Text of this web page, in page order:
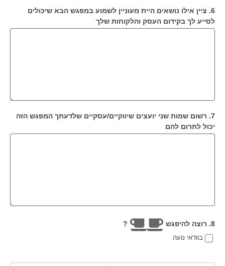
6. ציין אילו נושאים היית מעוניין לשמוע במפגש הבא שיכולים
לסייע לך בקידום העסק והלקוחות שלך
7. רשום שמות שני יועצים שיווקיים/עסקיים שלדעתך המפגש הזה
יכול לתרום להם
8. רוצה להיפגש
בוודאי נועה